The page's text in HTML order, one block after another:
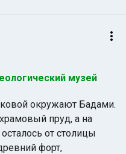
музей
окружают Бадами.
пруд, а на
от столицы
форт,